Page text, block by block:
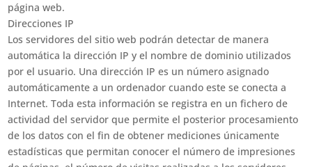
página web.
Direcciones IP
Los servidores del sitio web podrán detectar de manera
automática la dirección IP y el nombre de dominio utilizados
por el usuario. Una dirección IP es un número asignado
automáticamente a un ordenador cuando este se conecta a
Internet. Toda esta información se registra en un fichero de
actividad del servidor que permite el posterior procesamiento
de los datos con el fin de obtener mediciones únicamente
estadísticas que permitan conocer el número de impresiones